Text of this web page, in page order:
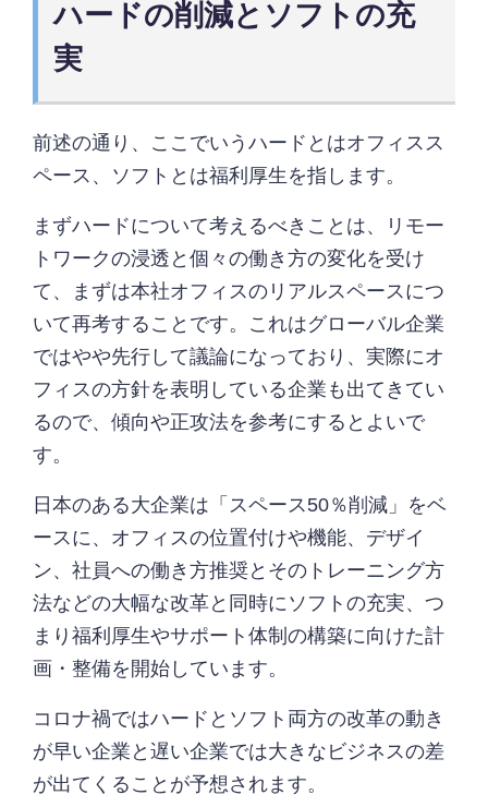
ハードの削減とソフトの充
実
前述の通り、ここでいうハードとはオフィスス
ペース、ソフトとは福利厚生を指します。
まずハードについて考えるべきことは、リモー
トワークの浸透と個々の働き方の変化を受け
て、まずは本社オフィスのリアルスペースにつ
いて再考することです。これはグローバル企業
ではやや先行して議論になっており、実際にオ
フィスの方針を表明している企業も出てきてい
るので、傾向や正攻法を参考にするとよいで
す。
日本のある大企業は「スペース50％削減」をベ
ースに、オフィスの位置付けや機能、デザイ
ン、社員への働き方推奨とそのトレーニング方
法などの大幅な改革と同時にソフトの充実、つ
まり福利厚生やサポート体制の構築に向けた計
画・整備を開始しています。
コロナ禍ではハードとソフト両方の改革の動き
が早い企業と遅い企業では大きなビジネスの差
が出てくることが予想されます。